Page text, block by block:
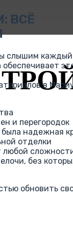
ВСЁ
слышим
в
и перегородок
была надежная
отделки
любой
без
обновить